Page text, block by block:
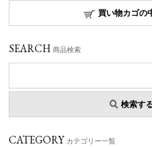
買い物カゴの
SEARCH 商品検索
検索す
CATEGORY カテゴリー一覧